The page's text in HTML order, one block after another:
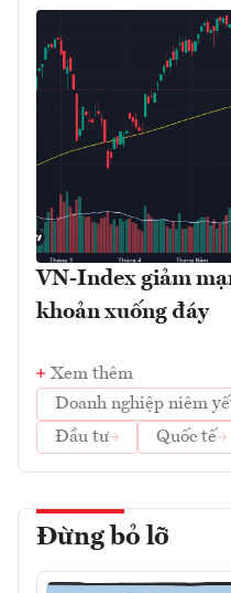
VN-Index giảm
khoản xuống đáy
Xem thêm
Doanh nghiệp niêm
Đầu tư
Quốc tế
Đừng bỏ lỡ